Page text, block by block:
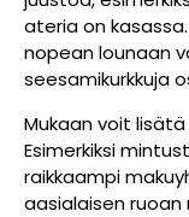
ateria on
nopean lounaan
seesamikurkkuja
Mukaan voit
Esimerkiksi
raikkaampi
aasialaisen ruoan